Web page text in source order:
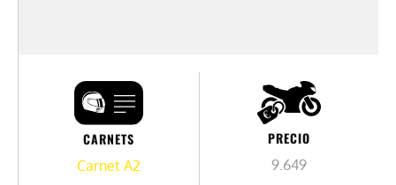
CARNETS
Carnet A2
PRECIO
9.649